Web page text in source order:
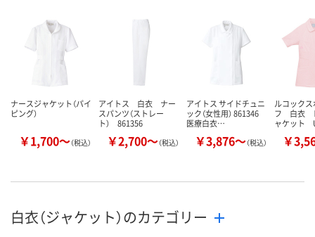
数量
ナースジャケット（パイ
ピング）
￥1,700～（税込）
アイトス 白衣 ナー
スパンツ（ストレー
ト） 861356
￥2,700～（税込）
アイトス サイドチュニ
ック（女性用） 861346
医療白衣…
￥3,876～（税込）
ルコック
フ 白衣
ャケット
￥
白衣（ジャケット）のカテゴリー